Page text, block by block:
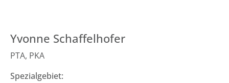
Yvonne Schaffelhofer
PTA, PKA
Spezialgebiet: